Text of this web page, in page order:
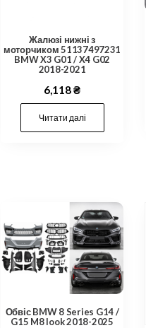
Жалюзі нижні з
моторчиком 51137497231
BMW X3 G01 / X4 G02
2018-2021
6,118₴
Читати далі
Обвіс BMW 8 Series G14 /
G15 M8 look 2018-2025